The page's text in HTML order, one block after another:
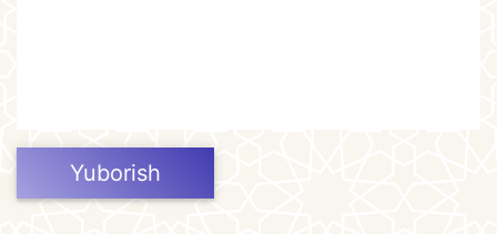
Yuborish